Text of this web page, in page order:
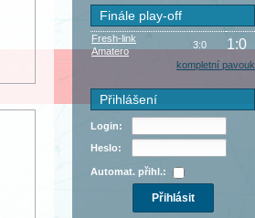
Finále play-off
Fresh-link
3:0 1:0
Amatero
kompletní pavouk
Přihlášení
Login:
Heslo:
Automat. přihl.: